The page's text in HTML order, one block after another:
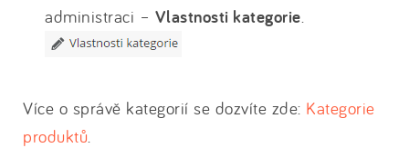
administraci – Vlastnosti kategorie
Více o správě kategorií se dozvíte zde: Kategorie
produktů